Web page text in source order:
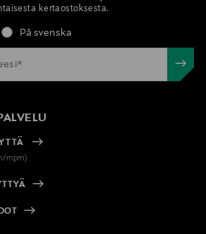
kertaostoksesta.
På svenska
mpm)